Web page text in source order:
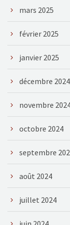
mars 2025
février 2025
janvier 2025
décembre 2024
novembre
octobre 2024
septembre
août 2024
juillet 2024